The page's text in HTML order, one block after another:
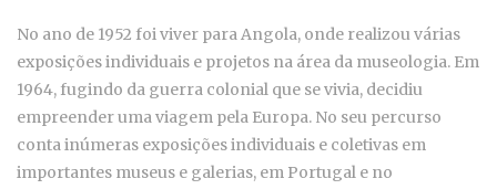
No ano de 1952 foi viver para Angola, onde realizou várias
exposições individuais e projetos na área da museologia. Em
1964, fugindo da guerra colonial que se vivia, decidiu
empreender uma viagem pela Europa. No seu percurso
conta inúmeras exposições individuais e coletivas em
importantes museus e galerias, em Portugal e no